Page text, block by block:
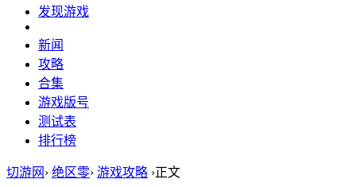
发现游戏
新闻
攻略
合集
游戏版号
测试表
排行榜
切游网 › 绝区零› 游戏攻略 ›正文